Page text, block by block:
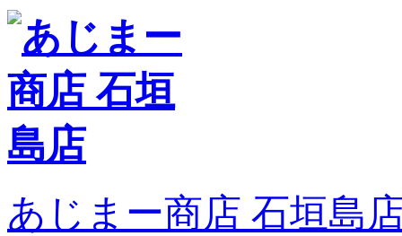
あじまー商店 石垣島